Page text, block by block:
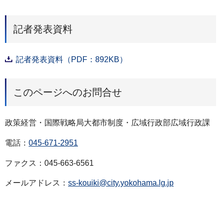
記者発表資料
記者発表資料（PDF：892KB）
このページへのお問合せ
政策経営・国際戦略局大都市制度・広域行政部広域行政課
電話： 045-671-2951
ファクス：045-663-6561
メールアドレス： ss-kouiki@city.yokohama.lg.jp